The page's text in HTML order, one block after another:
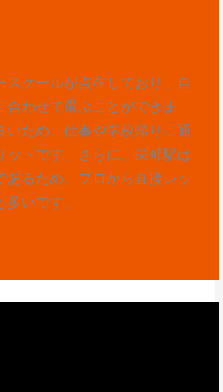
クールが点在しており、自
わせて選ぶことができま
ため、仕事や学校帰りに通
ットです。さらに、栄町駅は
るため、プロから直接レッ
いです。